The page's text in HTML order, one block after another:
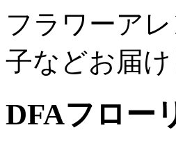
フラワーア
子などお届け
DFAフロー